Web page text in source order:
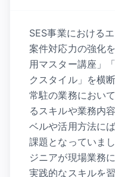
SES事業における
案件対応力の強化
用マスター講座」
クスタイル」を横
常駐の業務におい
るスキルや業務内
ベルや活用方法に
課題となっていま
ジニアが現場業務
実践的なスキルを